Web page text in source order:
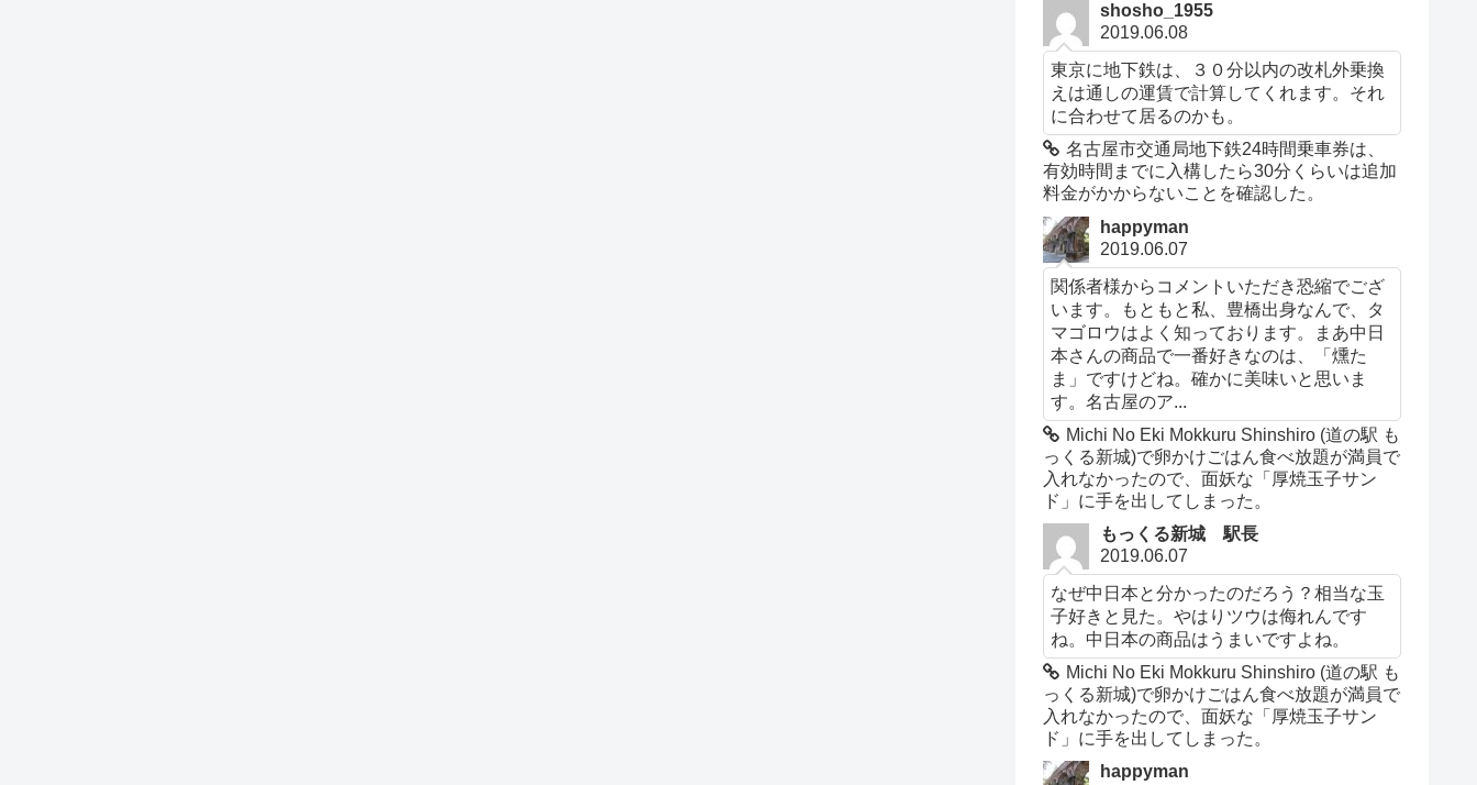
shosho_1955
2019.06.08
東京に地下鉄は、３０分以内の改札外乗換
えは通しの運賃で計算してくれます。それ
に合わせて居るのかも。
名古屋市交通局地下鉄24時間乗車券は、
有効時間までに入構したら30分くらいは追加
料金がかからないことを確認した。
happyman
2019.06.07
関係者様からコメントいただき恐縮でござ
います。もともと私、豊橋出身なんで、タ
マゴロウはよく知っております。まあ中日
本さんの商品で一番好きなのは、「燻た
ま」ですけどね。確かに美味いと思いま
す。名古屋のア...
Michi No Eki Mokkuru Shinshiro (道の駅 も
っくる新城)で卵かけごはん食べ放題が満員で
入れなかったので、面妖な「厚焼玉子サン
ド」に手を出してしまった。
もっくる新城 駅長
2019.06.07
なぜ中日本と分かったのだろう？相当な玉
子好きと見た。やはりツウは侮れんです
ね。中日本の商品はうまいですよね。
Michi No Eki Mokkuru Shinshiro (道の駅 も
っくる新城)で卵かけごはん食べ放題が満員で
入れなかったので、面妖な「厚焼玉子サン
ド」に手を出してしまった。
happyman